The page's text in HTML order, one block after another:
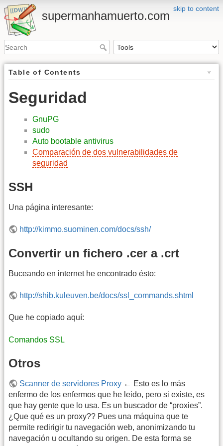
skip to content
supermanhamuerto.com
Table of Contents
Seguridad
GnuPG
sudo
Auto bootable antivirus
Comparación de dos vulnerabilidades de
seguridad
SSH
Una página interesante:
http://kimmo.suominen.com/docs/ssh/
Convertir un fichero .cer a .crt
Buceando en internet he encontrado ésto:
http://shib.kuleuven.be/docs/ssl_commands.shtml
Que he copiado aquí:
Comandos SSL
Otros
Scanner de servidores Proxy ← Esto es lo más
enfermo de los enfermos que he leido, pero si existe, es
que hay gente que lo usa. Es un buscador de “proxies”.
¿Que qué es un proxy?? Pues una máquina que te
permite redirigir tu navegación web, anonimizando tu
navegación u ocultando su origen. De esta forma se